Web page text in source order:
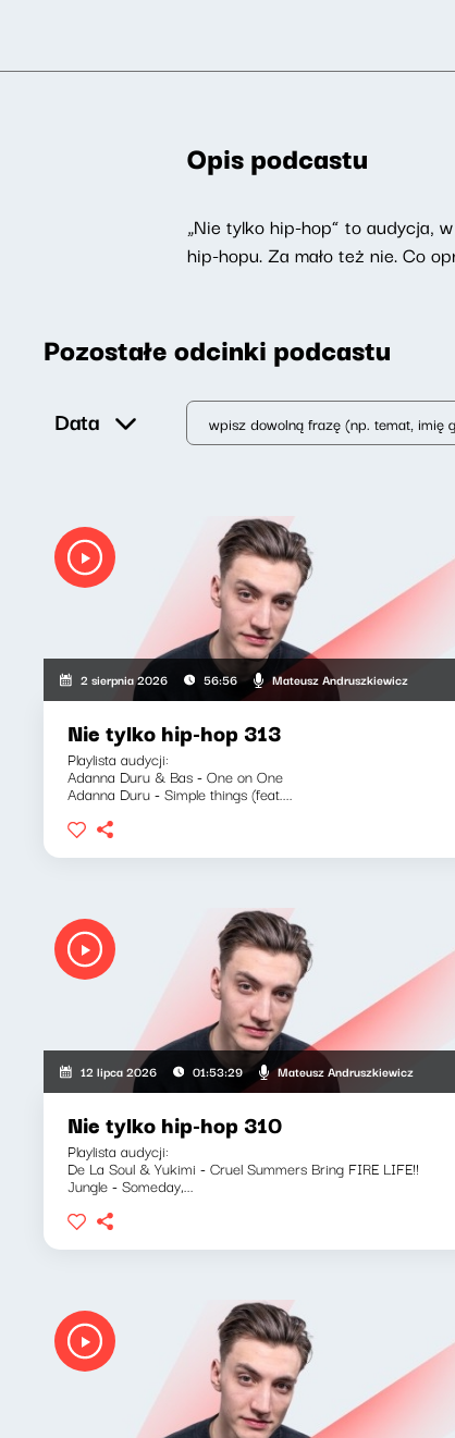
Opis podcastu
„Nie tylko hip-hop” to audycja,
hip-hopu. Za mało też nie. Co
Pozostałe odcinki podcastu
Data
2 sierpnia 2026 56:56 Mateusz Andruszkiewicz
Nie tylko hip-hop 313
Playlista audycji:
Adanna Duru & Bas - One on One
Adanna Duru - Simple things (feat....
12 lipca 2026 01:53:29 Mateusz Andruszkiewicz
Nie tylko hip-hop 310
Playlista audycji:
De La Soul & Yukimi - Cruel Summers Bring FIRE LIFE!!
Jungle - Someday,...